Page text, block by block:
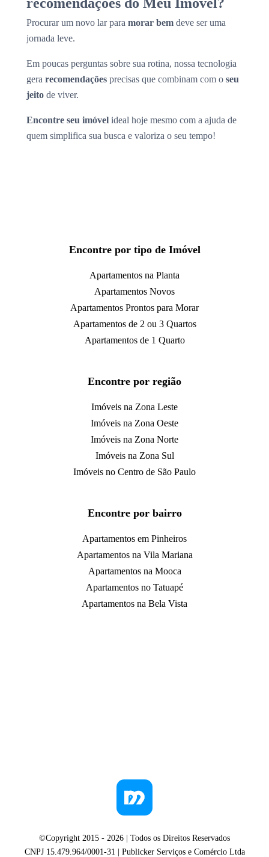
Procurar um novo lar para morar bem deve ser uma
jornada leve.
Em poucas perguntas sobre sua rotina, nossa tecnologia
gera recomendações precisas que combinam com o seu
jeito de viver.
Encontre seu imóvel ideal hoje mesmo com a ajuda de
quem simplifica sua busca e valoriza o seu tempo!
Encontre por tipo de Imóvel
Apartamentos na Planta
Apartamentos Novos
Apartamentos Prontos para Morar
Apartamentos de 2 ou 3 Quartos
Apartamentos de 1 Quarto
Encontre por região
Imóveis na Zona Leste
Imóveis na Zona Oeste
Imóveis na Zona Norte
Imóveis na Zona Sul
Imóveis no Centro de São Paulo
Encontre por bairro
Apartamentos em Pinheiros
Apartamentos na Vila Mariana
Apartamentos na Mooca
Apartamentos no Tatuapé
Apartamentos na Bela Vista
©Copyright 2015 - 2026 | Todos os Direitos Reservados
CNPJ 15.479.964/0001-31 | Publicker Serviços e Comércio Ltda